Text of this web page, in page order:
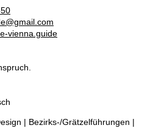
vienna.guide
| Bezirks-/Grätzelführungen |